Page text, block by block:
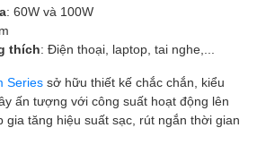
: 60W và 100W
thích: Điện thoại, laptop, tai nghe,...
Series sở hữu thiết kế chắc chắn, kiểu
ấn tượng với công suất hoạt động lên
gia tăng hiệu suất sạc, rút ngắn thời gian